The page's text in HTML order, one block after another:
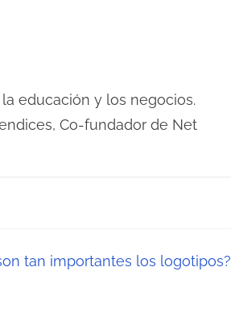
educación y los negocios.
Co-fundador de Net
tan importantes los logotipos?